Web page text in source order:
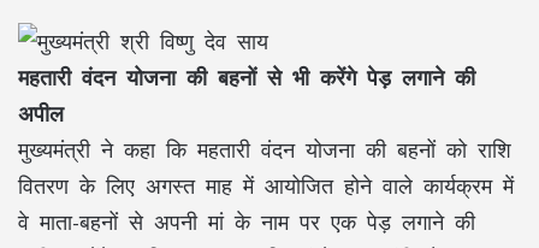
महतारी वंदन योजना की बहनों से भी करेंगे पेड़ लगाने की
अपील
मुख्यमंत्री ने कहा कि महतारी वंदन योजना की बहनों को राशि
वितरण के लिए अगस्त माह में आयोजित होने वाले कार्यक्रम में
वे माता-बहनों से अपनी मां के नाम पर एक पेड़ लगाने की